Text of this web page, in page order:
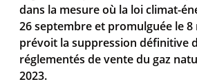
dans la mesure où la loi climat-
26 septembre et promulguée le
prévoit la suppression définitive
réglementés de vente du gaz
2023.